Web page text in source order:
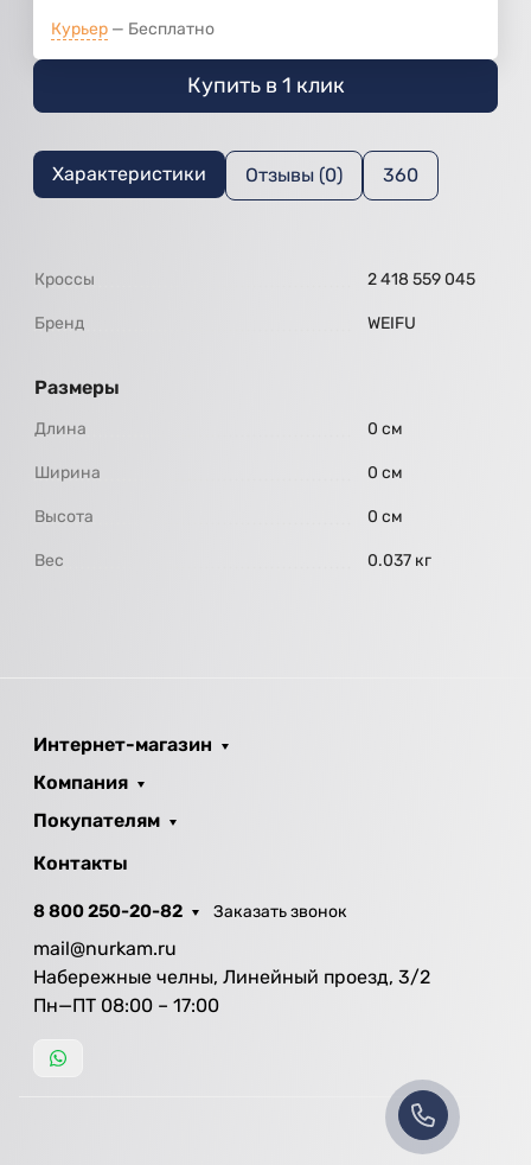
Курьер Бесплатно
Купить в 1 клик
Характеристики Отзывы (0) 360
Кроссы 2 418 559 045
Бренд WEIFU
Размеры
Длина 0 см
Ширина 0 см
Высота 0 см
Вес 0.037 кг
Интернет-магазин
Компания
Покупателям
Контакты
8 800 250-20-82 Заказать звонок
mail@nurkam.ru
Набережные челны, Линейный проезд, 3/2
Пн—ПТ 08:00 – 17:00